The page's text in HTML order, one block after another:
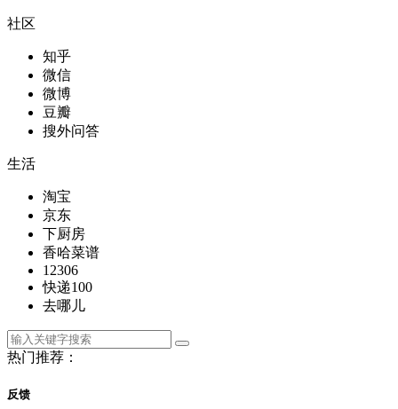
社区
知乎
微信
微博
豆瓣
搜外问答
生活
淘宝
京东
下厨房
香哈菜谱
12306
快递100
去哪儿
热门推荐：
反馈